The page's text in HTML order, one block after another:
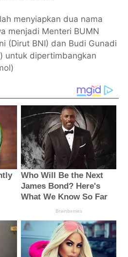
menyiapkan dua nama
menjadi Menteri BUMN
(Dirut BNI) dan Budi Gunadi
untuk dipertimbangkan
)